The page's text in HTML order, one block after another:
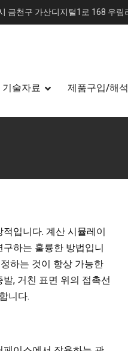
금천구 가산디지털1로 168 우
기술자료 제품구입/해
입니다. 계산 시뮬레이
하는 훌륭한 방법입니
하는 것이 항상 가능한
, 거친 표면 위의 접촉선
니다.